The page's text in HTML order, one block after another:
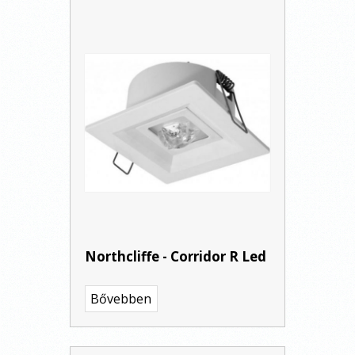
Northcliffe - Corridor R Led
Bővebben